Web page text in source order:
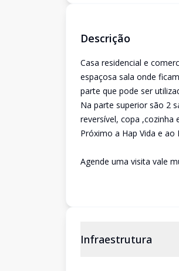
Descrição
Casa residencial e
espaçosa sala onde
parte que pode ser
Na parte superior são 2
reversível, copa ,cozinha
Próximo a Hap Vida e ao
Agende uma visita vale
Infraestrutura